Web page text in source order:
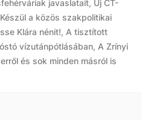
javaslatait, Új CT-
a közös szakpolitikai
Klára nénit!, A tisztított
vízutánpótlásában, A Zrínyi
és sok minden másról is